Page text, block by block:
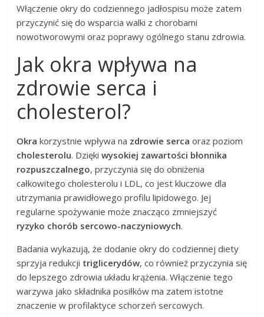
Włączenie okry do codziennego jadłospisu może zatem
przyczynić się do wsparcia walki z chorobami
nowotworowymi oraz poprawy ogólnego stanu zdrowia.
Jak okra wpływa na
zdrowie serca i
cholesterol?
Okra korzystnie wpływa na zdrowie serca oraz poziom
cholesterolu. Dziękiwysokiej zawartości błonnika
rozpuszczalnego, przyczynia się do obniżenia
całkowitego cholesterolu i LDL, co jest kluczowe dla
utrzymania prawidłowego profilu lipidowego. Jej
regularne spożywanie może znacząco zmniejszyć
ryzyko chorób sercowo-naczyniowych.
Badania wykazują, że dodanie okry do codziennej diety
sprzyja redukcji triglicerydów, co również przyczynia się
do lepszego zdrowia układu krążenia. Włączenie tego
warzywa jako składnika posiłków ma zatem istotne
znaczenie w profilaktyce schorzeń sercowych.